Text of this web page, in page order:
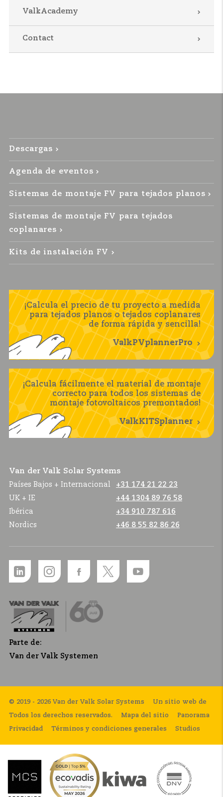
ValkAcademy
Contact
Descargas
Agenda de eventos
Sistemas de montaje FV para tejados planos
Sistemas de montaje FV para tejados
coplanares
Kits de instalación FV
¡Calcula el precio de tu proyecto a medida
para tejados planos o tejados coplanares
de forma rápida y sencilla!
ValkPVplannerPro
¡Calcula fácilmente el material de montaje
correcto para todos los sistemas de
montaje fotovoltaicos premontados!
ValkKITSplanner
Van der Valk Solar Systems
Países Bajos + Internacional
+31 174 21 22 23
UK + IE
+44 1304 89 76 58
Ibérica
+34 910 787 616
Nordics
+46 8 55 82 86 26
Parte de:
Van der Valk Systemen
© 2019 - 2026 Van der Valk Solar Systems
Todos los derechos reservados. Mapa del sitio
Privacidad Términos y condiciones generales
Un sitio web de
Panorama
Studios